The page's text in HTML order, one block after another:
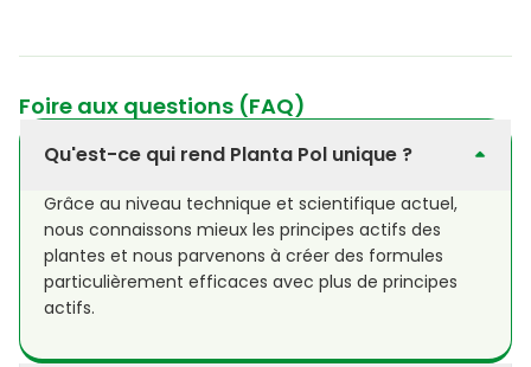
Foire aux questions (FAQ)
Qu'est-ce qui rend Planta Pol unique ?
Grâce au niveau technique et scientifique actuel,
nous connaissons mieux les principes actifs des
plantes et nous parvenons à créer des formules
particulièrement efficaces avec plus de principes
actifs.